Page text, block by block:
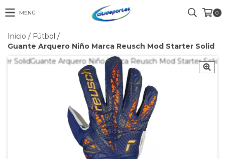
MENÚ 0
Inicio / Fútbol /
Guante Arquero Niño Marca Reusch Mod Starter Solid